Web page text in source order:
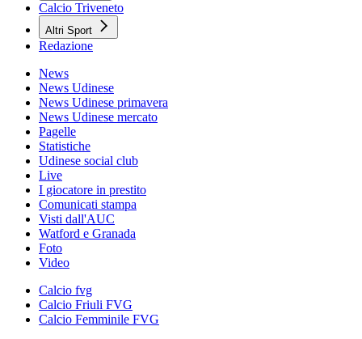
Calcio Triveneto
Altri Sport
Redazione
News
News Udinese
News Udinese primavera
News Udinese mercato
Pagelle
Statistiche
Udinese social club
Live
I giocatore in prestito
Comunicati stampa
Visti dall'AUC
Watford e Granada
Foto
Video
Calcio fvg
Calcio Friuli FVG
Calcio Femminile FVG